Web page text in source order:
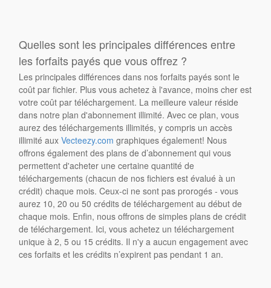
Quelles sont les principales différences entre
les forfaits payés que vous offrez ?
Les principales différences dans nos forfaits payés sont le
coût par fichier. Plus vous achetez à l'avance, moins cher est
votre coût par téléchargement. La meilleure valeur réside
dans notre plan d'abonnement illimité. Avec ce plan, vous
aurez des téléchargements illimités, y compris un accès
illimité auxVecteezy.com graphiques également! Nous
offrons également des plans de d’abonnement qui vous
permettent d'acheter une certaine quantité de
téléchargements (chacun de nos fichiers est évalué à un
crédit) chaque mois. Ceux-ci ne sont pas prorogés - vous
aurez 10, 20 ou 50 crédits de téléchargement au début de
chaque mois. Enfin, nous offrons de simples plans de crédit
de téléchargement. Ici, vous achetez un téléchargement
unique à 2, 5 ou 15 crédits. Il n'y a aucun engagement avec
ces forfaits et les crédits n’expirent pas pendant 1 an.